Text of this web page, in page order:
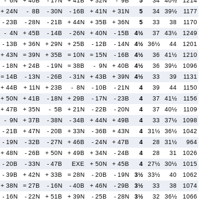
+ 24N - 8B - 30N - 16B + 41N + 31N 5 34 39½
1177
- 23B - 28N - 21B + 44N + 35B + 36N 5 33 38
1170
- 4N + 45B - 14B - 26N + 40N - 15B 4½ 37 43½
1249
- 13B + 36N + 29N + 25B - 12B - 14N 4½ 36½ 44
1201
+ 43N = 39N + 35B = 10N = 15N - 16B 4½ 36 41½
1210
- 18N + 24B - 19N = 38B - 9N + 40B 4½ 36 39½
1096
= 14B - 13N - 26B - 31N + 43B + 39N 4½ 33 39
1131
+ 44B + 11N + 23B - 8N - 10B - 21N 4 39 44
1150
+ 50N + 41B - 18N + 29B - 17N - 23B 4 37 41½
1156
+ 47B + 35N - 5B + 21N - 22B - 20N 4 37 40½
1109
- 9N + 37B - 38N - 34B + 44N + 49B 4 33 37½
1098
- 21B + 47N - 20B + 33N - 36B + 43N 4 31½ 36½
1042
- 19N - 32B - 27N + 46B - 24N + 47B 4 28 31½
964
+ 48N - 26B + 50N + 49B + 34N - 24B 4 28 31
1026
- 20B - 33N - 47B EXE + 50N + 45B 4 27½ 30½
1015
- 39B + 42N + 33B = 28N - 20B - 19N 3½ 33½ 40
1062
+ 38N = 27B - 16N - 40B + 46N - 29B 3½ 33 38
1074
- 16N - 22N + 51B + 39N - 25B - 28N 3½ 32 36½
1066